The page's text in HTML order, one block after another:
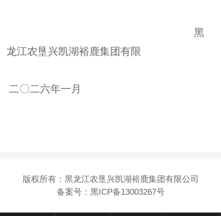
黑
龙江农垦兴凯湖裕鹿集团有限
二〇二六年一月
版权所有：黑龙江农垦兴凯湖裕鹿集团有限公司
备案号： 黑ICP备13003267号